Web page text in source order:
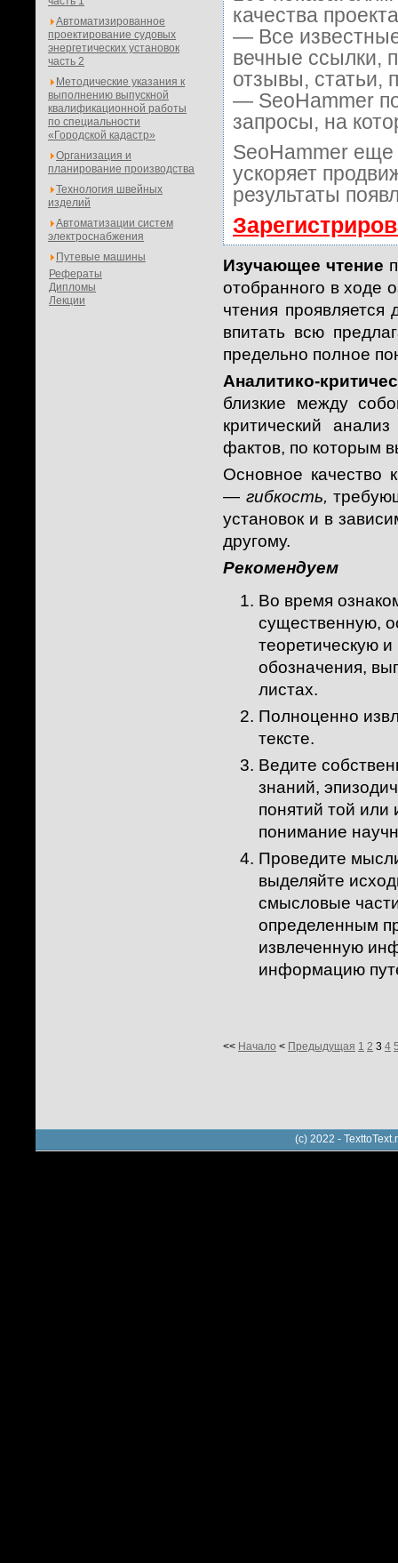
Автоматизированное
проектирование судовых
энергетических установок
часть 2
Методические указания к
выполнению выпускной
квалификационной работы
по специальности
«Городской кадастр»
Организация и
планирование производства
Технология швейных
изделий
Автоматизации систем
электроснабжения
Путевые машины
Рефераты
Дипломы
Лекции
качества
— Все
вечные ссылки,
отзывы, статьи,
— SeoHammer
запросы, на
SeoHammer еще
ускоряет
результаты
Изучающее чтение
отобранного в ходе
чтения проявляется
впитать всю
предельно полное
Аналитико-
близкие между
критический
фактов, по которым
Основное качество
— гибкость,
установок и в
другому.
Рекомендуем
Во время
существенную,
теоретическую
обозначения,
листах.
Полноценно
тексте.
Ведите
знаний,
понятий той или
понимание
Проведите
выделяйте
смысловые
определенным
извлеченную
информацию
<< Начало < Предыдущая 1 2 3 4
(c) 2022 -